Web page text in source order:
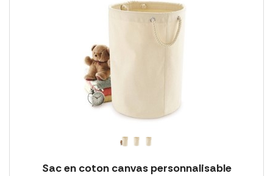
Sac en coton canvas personnalisable